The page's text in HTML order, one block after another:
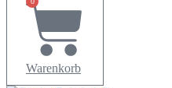
Warenkorb